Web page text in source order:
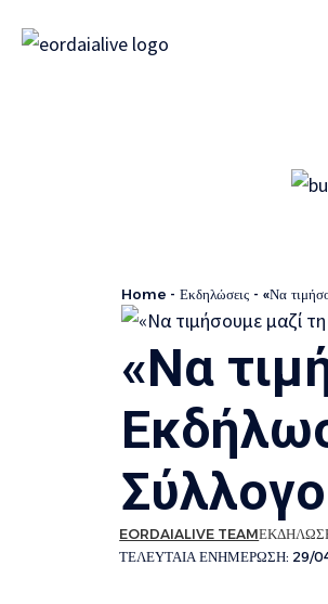
Home - Εκδηλώσεις - «Να
«Να
ΤΕΛΕΥΤΑΙΑ ΕΝΗΜΕΡΩΣΗ: 29/
EORDAIALIVE TEAM